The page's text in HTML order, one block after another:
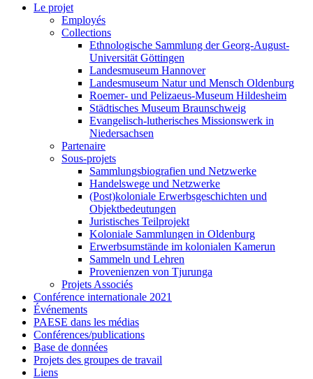
Le projet
Employés
Collections
Ethnologische Sammlung der Georg-August-
Universität Göttingen
Landesmuseum Hannover
Landesmuseum Natur und Mensch Oldenburg
Roemer- und Pelizaeus-Museum Hildesheim
Städtisches Museum Braunschweig
Evangelisch-lutherisches Missionswerk in
Niedersachsen
Partenaire
Sous-projets
Sammlungsbiografien und Netzwerke
Handelswege und Netzwerke
(Post)koloniale Erwerbsgeschichten und
Objektbedeutungen
Juristisches Teilprojekt
Koloniale Sammlungen in Oldenburg
Erwerbsumstände im kolonialen Kamerun
Sammeln und Lehren
Provenienzen von Tjurunga
Projets Associés
Conférence internationale 2021
Événements
PAESE dans les médias
Conférences/publications
Base de données
Projets des groupes de travail
Liens